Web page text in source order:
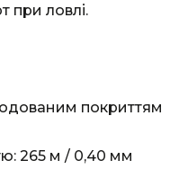
при ловлі.
покриттям
265 м / 0,40 мм